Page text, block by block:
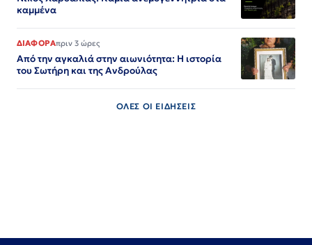
καμμένα
ΔΙΑΦΟΡΑπριν 3 ώρες
Από την αγκαλιά στην αιωνιότητα: Η ιστορία
του Σωτήρη και της Ανδρούλας
ΟΛΕΣ ΟΙ ΕΙΔΗΣΕΙΣ